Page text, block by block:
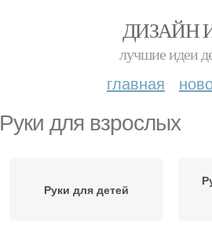
ДИЗАЙН
лучшие идеи
главная
Руки для взрослых
Руки для детей